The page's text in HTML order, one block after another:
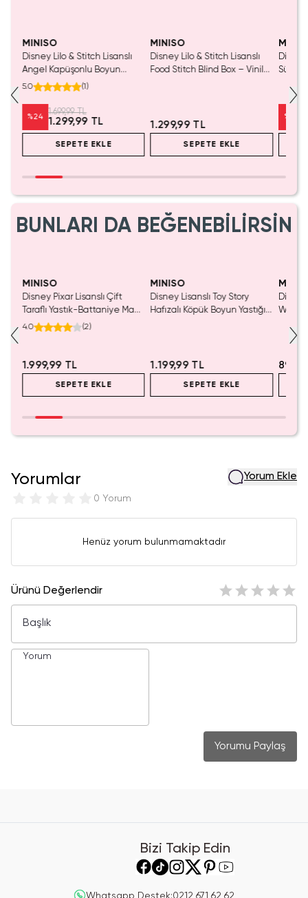
MINISO
Disney Lilo & Stitch Lisanslı
Angel Kapüşonlu Boyun
Yastığı – Konforlu Seyahat
5.0 (1)
%24
1.699,99 TL
1.299,99 TL
SEPETE EKLE
MINISO
Disney Lilo & Stitch Lisanslı
Food Stitch Blind Box – Vinil
1.299,99 TL
SEPETE EKLE
%
BUNLARI DA BEĞENEBİLİRSİN
MINISO
Disney Pixar Lisanslı Çift
Taraflı Yastık-Battaniye Mavi
140 x 100 Cm – 2'si 1 Arada
4.0 (2)
1.999,99 TL
SEPETE EKLE
MINISO
Disney Lisanslı Toy Story
Hafızalı Köpük Boyun Yastığı
1.199,99 TL
SEPETE EKLE
Yorumlar
0 Yorum
Yorum Ekle
Henüz yorum bulunmamaktadır
Ürünü Değerlendir
Yorumu Paylaş
Bizi Takip Edin
Whatsapp Destek:0212 671 62 62